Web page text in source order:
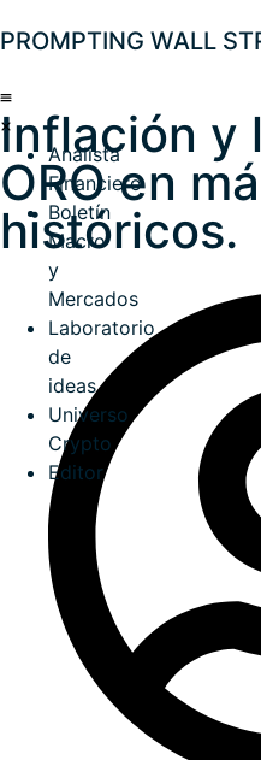
PROMPTING WALL
Analista
Financiero
Boletín
Macro
y
Mercados
Laboratorio
de
ideas
Universo
Crypto
Editor
Inflación y
ORO en
históricos.